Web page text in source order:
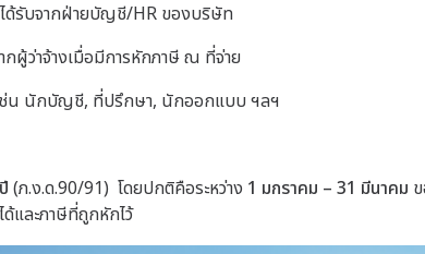
ได้รับจากฝ่ายบัญชี/HR ของบริษัท
กผู้ว่าจ้างเมื่อมีการหักภาษี ณ ที่จ่าย
น นักบัญชี, ที่ปรึกษา, นักออกแบบ ฯลฯ
(ภ.ง.ด.90/91) โดยปกติคือระหว่าง 1 มกราคม – 31 มีนาคม
และภาษีที่ถูกหักไว้